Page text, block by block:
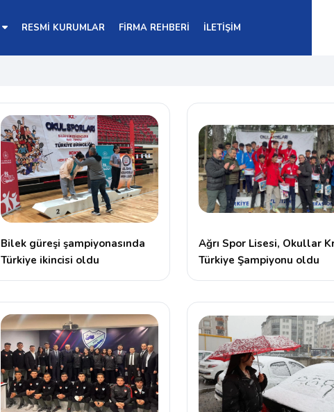
RESMİ KURUMLAR FİRMA REHBERİ İLETİŞİM
Bilek güreşi şampiyonasında
Türkiye ikincisi oldu
Ağrı Spor Lisesi, Okullar
Türkiye Şampiyonu oldu